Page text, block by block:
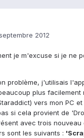
2012
je m'excuse si je ne
problème, j'utilisais
plus facilement
vers mon PC et
si cela provient de
avec trois nouveau
sont les suivants :